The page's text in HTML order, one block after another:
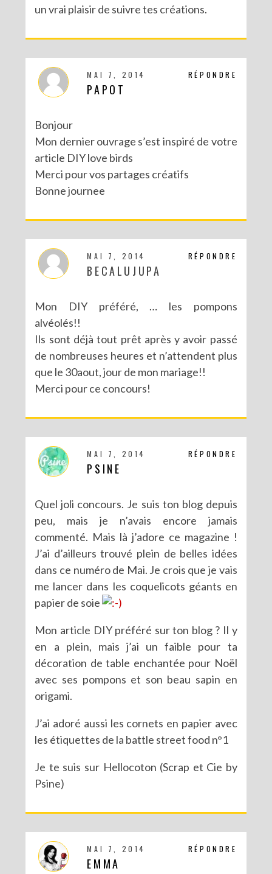
un vrai plaisir de suivre tes créations.
RÉPONDRE
MAI 7, 2014
PAPOT
Bonjour
Mon dernier ouvrage s’est inspiré de votre
article DIY love birds
Merci pour vos partages créatifs
Bonne journee
RÉPONDRE
MAI 7, 2014
BECALUJUPA
Mon DIY préféré, … les pompons
alvéolés!!
Ils sont déjà tout prêt après y avoir passé
de nombreuses heures et n’attendent plus
que le 30aout, jour de mon mariage!!
Merci pour ce concours!
RÉPONDRE
MAI 7, 2014
PSINE
Quel joli concours. Je suis ton blog depuis
peu, mais je n’avais encore jamais
commenté. Mais là j’adore ce magazine !
J’ai d’ailleurs trouvé plein de belles idées
dans ce numéro de Mai. Je crois que je vais
me lancer dans les coquelicots géants en
papier de soie
Mon article DIY préféré sur ton blog ? Il y
en a plein, mais j’ai un faible pour ta
décoration de table enchantée pour Noël
avec ses pompons et son beau sapin en
origami.
J’ai adoré aussi les cornets en papier avec
les étiquettes de la battle street food n°1
Je te suis sur Hellocoton (Scrap et Cie by
Psine)
RÉPONDRE
MAI 7, 2014
EMMA